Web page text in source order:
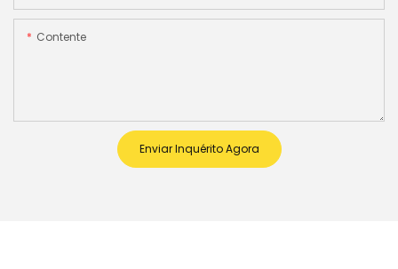
Contente
Enviar Inquérito Agora